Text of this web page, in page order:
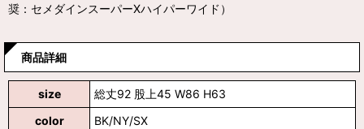
奨：セメダインスーパーXハイパーワイド）
商品詳細
size
総丈92 股上45 W86 H63
color
BK/NY/SX